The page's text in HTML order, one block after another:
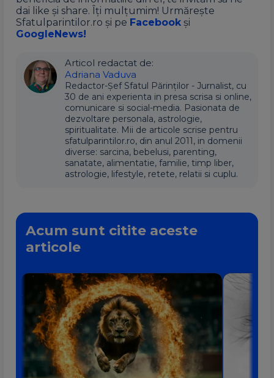
dai like și share. Îți mulțumim! Urmărește
Sfatulparintilor.ro și pe Facebook și
GoogleNews!
Articol redactat de:
Adriana Vaduva
Redactor-Șef Sfatul Părinților - Jurnalist, cu
30 de ani experienta in presa scrisa si online,
comunicare si social-media. Pasionata de
dezvoltare personala, astrologie,
spiritualitate. Mii de articole scrise pentru
sfatulparintilor.ro, din anul 2011, in domenii
diverse: sarcina, bebelusi, parenting,
sanatate, alimentatie, familie, timp liber,
astrologie, lifestyle, retete, relatii si cuplu.
Acum sunt citite aceste
articole